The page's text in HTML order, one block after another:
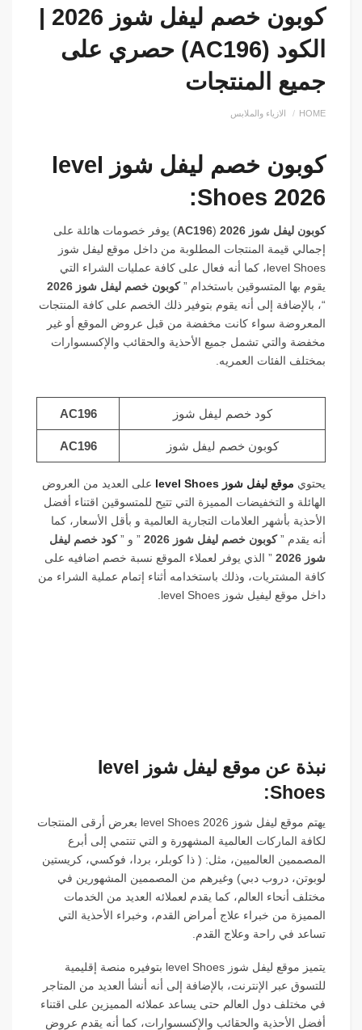
كوبون خصم ليفل شوز 2026 |
الكود (AC196) حصري على
جميع المنتجات
HOME الازياء والملابس
كوبون خصم ليفل شوز level
Shoes 2026:
كوبون ليفل شوز 2026 (
AC196) يوفر خصومات هائلة على
إجمالي قيمة المنتجات المطلوبة من داخل موقع ليفل شوز
level Shoes، كما أنه فعال على كافة عمليات الشراء التي
يقوم بها المتسوقين باستخدام ”كوبون خصم ليفل شوز 2026
“، بالإضافة إلى أنه يقوم بتوفير ذلك الخصم على كافة المنتجات
المعروضة سواء كانت مخفضة من قبل عروض الموقع أو غير
مخفضة والتي تشمل جميع الأحذية والحقائب والإكسسوارات
بمختلف الفئات العمريه.
كود خصم ليفل شوز AC196
كوبون خصم ليفل شوز AC196
يحتوي موقع ليفل شوز level Shoes
على العديد من العروض
الهائلة و التخفيضات المميزة التي تتيح للمتسوقين اقتناء أفضل
الأحذية بأشهر العلامات التجارية العالمية و بأقل الأسعار، كما
أنه يقدم ”كوبون خصم ليفل شوز 2026 ” و ”كود خصم ليفل
شوز 2026
” الذي يوفر لعملاء الموقع نسبة خصم اضافيه على
كافة المشتريات، وذلك باستخدامه أثناء إتمام عملية الشراء من
داخل موقع ليفيل شوز level Shoes.
نبذة عن موقع ليفل شوز level
Shoes:
يهتم موقع ليفل شوز level Shoes 2026 بعرض أرقى المنتجات
لكافة الماركات العالمية المشهورة و التي تنتمي إلى أبرع
المصممين العالميين، مثل: ( ذا كوبلر، بردا، فوكسي، كريستين
لوبوتن، دروب دبي) وغيرهم من المصممين المشهورين في
مختلف أنحاء العالم، كما يقدم لعملائه العديد من الخدمات
المميزة من خبراء علاج أمراض القدم، وخبراء الأحذية التي
تساعد في راحة وعلاج القدم.
يتميز موقع ليفل شوز level Shoes بتوفيره منصة إقليمية
للتسوق عبر الإنترنت، بالإضافة إلى أنه أنشأ العديد من المتاجر
في مختلف دول العالم حتى يساعد عملائه المميزين على اقتناء
أفضل الأحذية والحقائب والإكسسوارات، كما أنه يقدم عروض